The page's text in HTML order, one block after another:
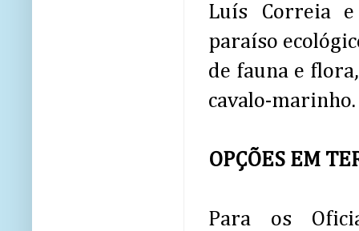
Luís Correia
paraíso
de fauna e
cavalo-marinho.
OPÇÕES EM
Para os